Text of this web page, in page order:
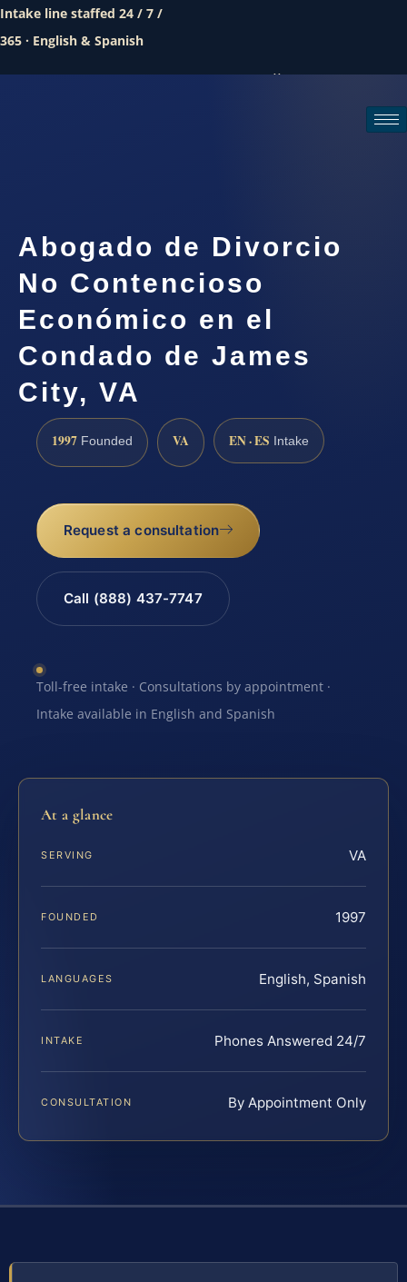
Intake line staffed 24 / 7 /
365 · English & Spanish
Call (888) 437-7747
Abogado de Divorcio
No Contencioso
Económico en el
Condado de James
City, VA
1997 Founded VA EN · ES Intake
Request a consultation
Call (888) 437-7747
Toll-free intake · Consultations by appointment ·
Intake available in English and Spanish
At a glance
SERVING VA
FOUNDED 1997
LANGUAGES English, Spanish
INTAKE Phones Answered 24/7
CONSULTATION By Appointment Only